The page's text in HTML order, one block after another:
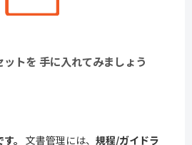
トを 手に入れてみましょう
。 文書管理には、 規程/ガイドラ